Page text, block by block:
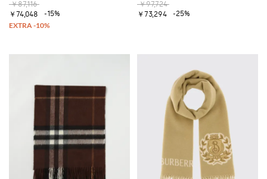
￥87,116
￥74,048
-15%
￥97,724
￥73,294
-25%